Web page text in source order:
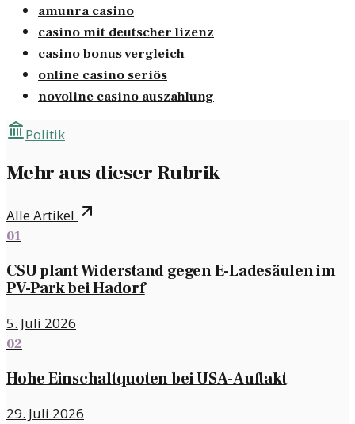
amunra casino
casino mit deutscher lizenz
casino bonus vergleich
online casino seriös
novoline casino auszahlung
Politik
Mehr aus dieser Rubrik
Alle Artikel
01
CSU plant Widerstand gegen E-Ladesäulen im
PV-Park bei Hadorf
5. Juli 2026
02
Hohe Einschaltquoten bei USA-Auftakt
29. Juli 2026